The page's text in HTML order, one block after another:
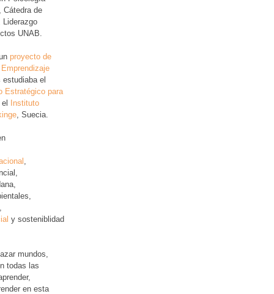
Cátedra de
Liderazgo
UNAB.
proyecto de
estudiaba el
Estratégico para
el Instituto
, Suecia.
y sosteniblidad
mundos,
todas las
en esta